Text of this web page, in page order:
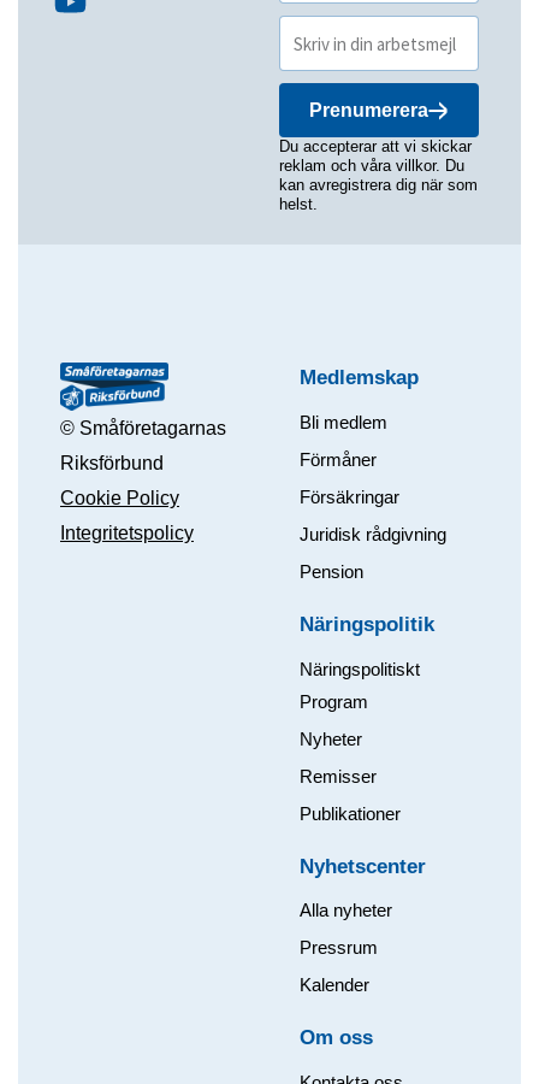
Prenumerera
Du accepterar att vi skickar
reklam och våra villkor. Du
kan avregistrera dig när som
helst.
© Småföretagarnas
Riksförbund
Cookie Policy
Integritetspolicy
Medlemskap
Bli medlem
Förmåner
Försäkringar
Juridisk rådgivning
Pension
Näringspolitik
Näringspolitiskt
Program
Nyheter
Remisser
Publikationer
Nyhetscenter
Alla nyheter
Pressrum
Kalender
Om oss​